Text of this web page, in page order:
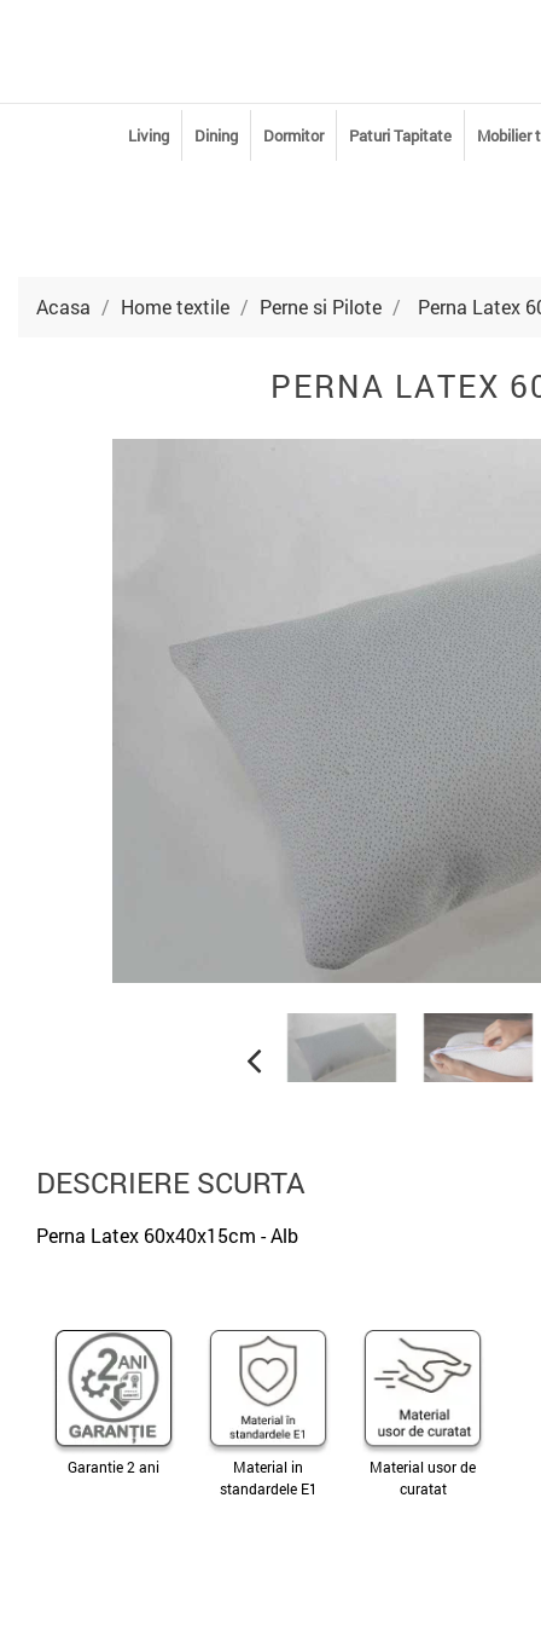
Living Dining Dormitor Paturi Tapitate Mobilier
Acasa Home textile Perne si Pilote Perna Latex
PERNA LATEX
DESCRIERE SCURTA
Perna Latex 60x40x15cm - Alb
Garantie 2 ani
Material in
standardele E1
Material usor de
curatat